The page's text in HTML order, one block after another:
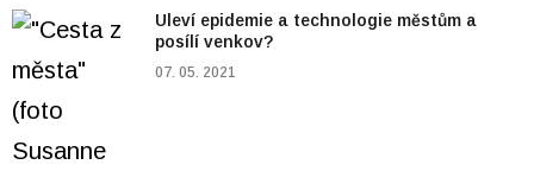
Uleví epidemie a technologie městům a
posílí venkov?
07. 05. 2021